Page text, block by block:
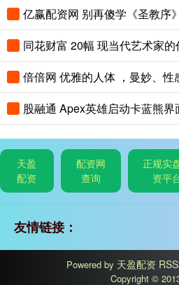
同花财富 20幅 现当代艺术家的
倍倍网 优雅的人体 ，曼妙、性
股融通 Apex英雄启动卡蓝熊界
天盈
配资
配资网
查询
正规实
资平
友情链接：
Powered by 天盈配资
Copyright ©